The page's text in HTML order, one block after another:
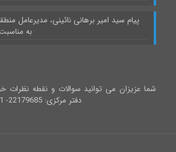
پیام سید امیر برهانی نائینی، مدیرعامل
به
شما عزیزان می توانید سوالات و نقطه نظرات
دفتر مرکزی: 22179685- 021 با ما درمیان بگذارید